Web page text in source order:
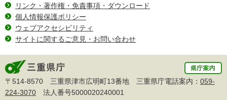
リンク・著作権・免責事項・ダウンロード
個人情報保護ポリシー
ウェブアクセシビリティ
サイトに関するご意見・お問い合わせ
〒514-8570 三重県津市広明町13番地 三重県庁電話案内： 059-
224-3070 法人番号5000020240001